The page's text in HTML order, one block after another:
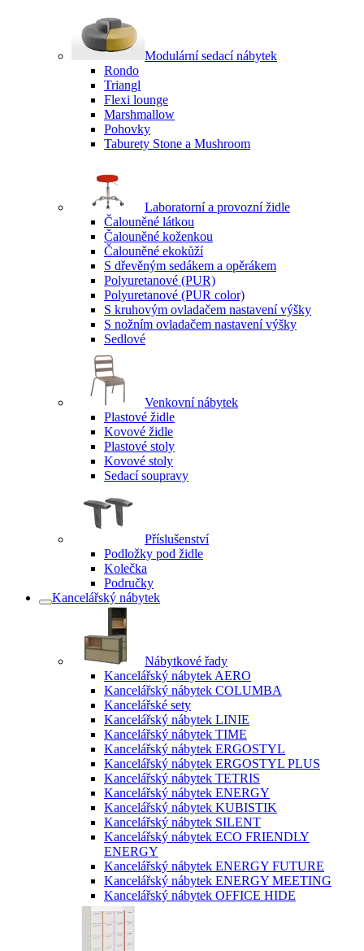
Modulární sedací nábytek
Rondo
Triangl
Flexi lounge
Marshmallow
Pohovky
Taburety Stone a Mushroom
Laboratorní a provozní židle
Čalouněné látkou
Čalouněné koženkou
Čalouněné ekokůží
S dřevěným sedákem a opěrákem
Polyuretanové (PUR)
Polyuretanové (PUR color)
S kruhovým ovladačem nastavení výšky
S nožním ovladačem nastavení výšky
Sedlové
Venkovní nábytek
Plastové židle
Kovové židle
Plastové stoly
Kovové stoly
Sedací soupravy
Příslušenství
Podložky pod židle
Kolečka
Područky
Kancelářský nábytek
Nábytkové řady
Kancelářský nábytek AERO
Kancelářský nábytek COLUMBA
Kancelářské sety
Kancelářský nábytek LINIE
Kancelářský nábytek TIME
Kancelářský nábytek ERGOSTYL
Kancelářský nábytek ERGOSTYL PLUS
Kancelářský nábytek TETRIS
Kancelářský nábytek ENERGY
Kancelářský nábytek KUBISTIK
Kancelářský nábytek SILENT
Kancelářský nábytek ECO FRIENDLY
ENERGY
Kancelářský nábytek ENERGY FUTURE
Kancelářský nábytek ENERGY MEETING
Kancelářský nábytek OFFICE HIDE